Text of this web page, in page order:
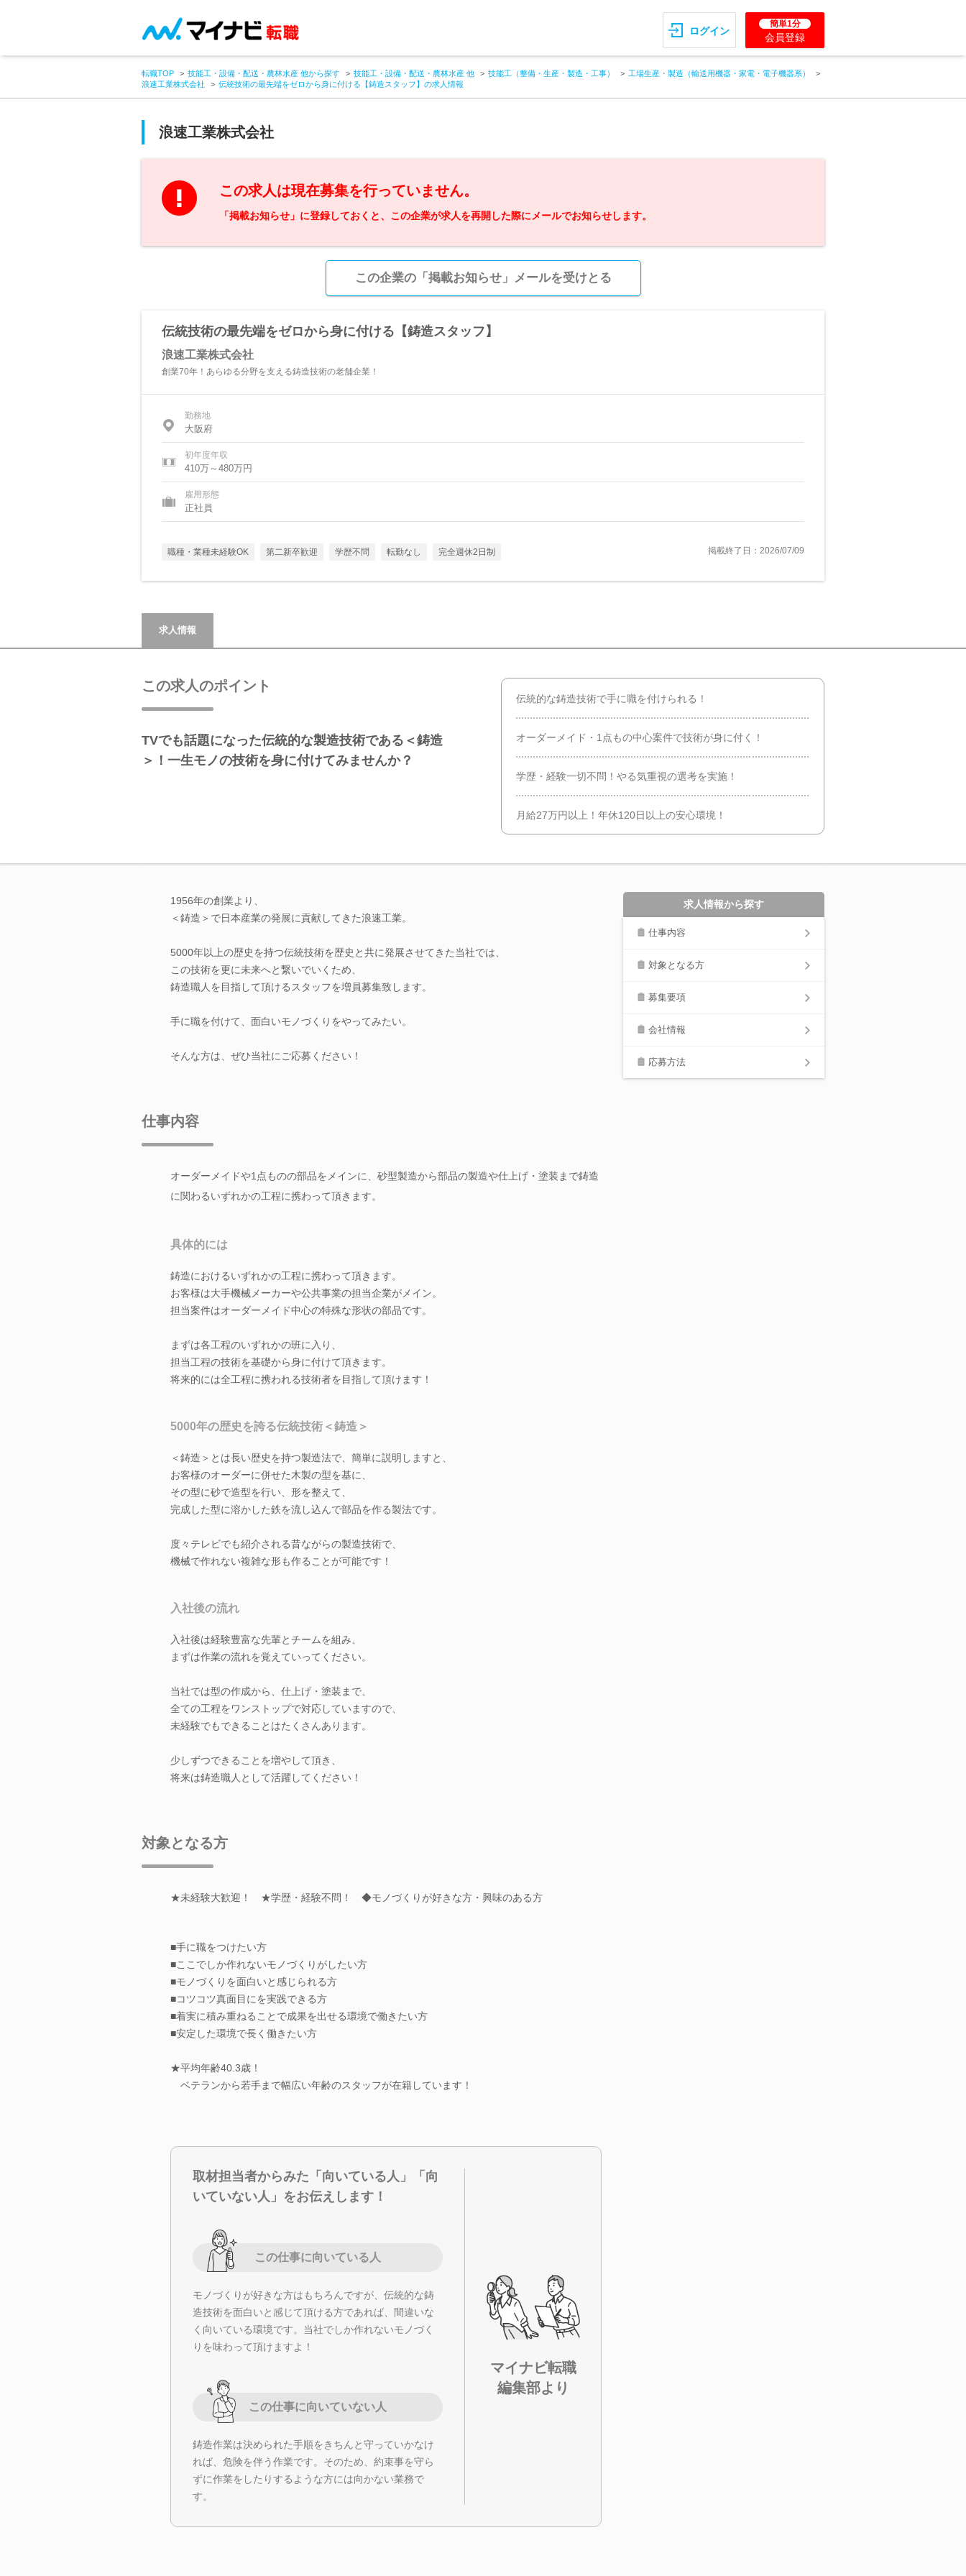
ログイン
簡単1分
会員登録
転職TOP 技能工・設備・配送・農林水産 他から探す 技能工・設備・配送・農林水産 他 技能工（整備・生産・製造・工事）
工場生産・製造（輸送用機器・家電・電子機器系）
浪速工業株式会社
伝統技術の最先端をゼロから身に付ける【鋳造スタッフ】の求人情報
浪速工業株式会社
この求人は現在募集を行っていません。
「掲載お知らせ」に登録しておくと、この企業が求人を再開した際にメールでお知らせします。
この企業の「掲載お知らせ」メールを受けとる
伝統技術の最先端をゼロから身に付ける【鋳造スタッフ】
浪速工業株式会社
創業70年！あらゆる分野を支える鋳造技術の老舗企業！
勤務地
大阪府
初年度年収
410万～480万円
雇用形態
正社員
職種・業種未経験OK 第二新卒歓迎 学歴不問 転勤なし 完全週休2日制 掲載終了日：2026/07/09
求人情報
この求人のポイント
TVでも話題になった伝統的な製造技術である＜鋳造
＞！一生モノの技術を身に付けてみませんか？
伝統的な鋳造技術で手に職を付けられる！
オーダーメイド・1点もの中心案件で技術が身に付く！
学歴・経験一切不問！やる気重視の選考を実施！
月給27万円以上！年休120日以上の安心環境！
1956年の創業より、
＜鋳造＞で日本産業の発展に貢献してきた浪速工業。
5000年以上の歴史を持つ伝統技術を歴史と共に発展させてきた当社では、
この技術を更に未来へと繋いでいくため、
鋳造職人を目指して頂けるスタッフを増員募集致します。
手に職を付けて、面白いモノづくりをやってみたい。
そんな方は、ぜひ当社にご応募ください！
仕事内容
オーダーメイドや1点ものの部品をメインに、砂型製造から部品の製造や仕上げ・塗装まで鋳造
に関わるいずれかの工程に携わって頂きます。
具体的には
鋳造におけるいずれかの工程に携わって頂きます。
お客様は大手機械メーカーや公共事業の担当企業がメイン。
担当案件はオーダーメイド中心の特殊な形状の部品です。
まずは各工程のいずれかの班に入り、
担当工程の技術を基礎から身に付けて頂きます。
将来的には全工程に携われる技術者を目指して頂けます！
5000年の歴史を誇る伝統技術＜鋳造＞
＜鋳造＞とは長い歴史を持つ製造法で、簡単に説明しますと、
お客様のオーダーに併せた木製の型を基に、
その型に砂で造型を行い、形を整えて、
完成した型に溶かした鉄を流し込んで部品を作る製法です。
度々テレビでも紹介される昔ながらの製造技術で、
機械で作れない複雑な形も作ることが可能です！
入社後の流れ
入社後は経験豊富な先輩とチームを組み、
まずは作業の流れを覚えていってください。
当社では型の作成から、仕上げ・塗装まで、
全ての工程をワンストップで対応していますので、
未経験でもできることはたくさんあります。
少しずつできることを増やして頂き、
将来は鋳造職人として活躍してください！
対象となる方
★未経験大歓迎！ ★学歴・経験不問！ ◆モノづくりが好きな方・興味のある方
■手に職をつけたい方
■ここでしか作れないモノづくりがしたい方
■モノづくりを面白いと感じられる方
■コツコツ真面目にを実践できる方
■着実に積み重ねることで成果を出せる環境で働きたい方
■安定した環境で長く働きたい方
★平均年齢40.3歳！
ベテランから若手まで幅広い年齢のスタッフが在籍しています！
取材担当者からみた「向いている人」「向
いていない人」をお伝えします！
この仕事に向いている人
モノづくりが好きな方はもちろんですが、伝統的な鋳
造技術を面白いと感じて頂ける方であれば、間違いな
く向いている環境です。当社でしか作れないモノづく
りを味わって頂けますよ！
この仕事に向いていない人
鋳造作業は決められた手順をきちんと守っていかなけ
れば、危険を伴う作業です。そのため、約束事を守ら
ずに作業をしたりするような方には向かない業務で
す。
マイナビ転職
編集部より
求人情報から探す
仕事内容
対象となる方
募集要項
会社情報
応募方法